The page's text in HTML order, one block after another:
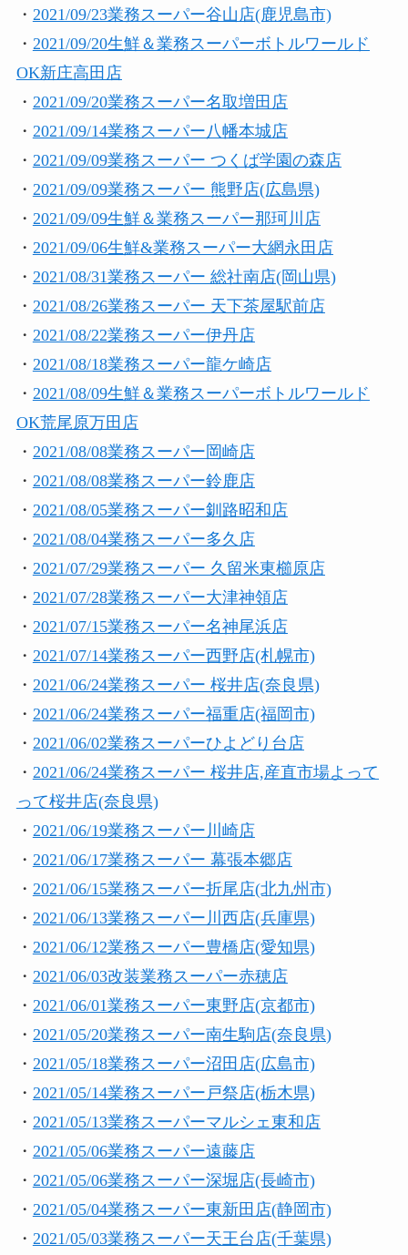
・ 2021/09/23業務スーパー谷山店(鹿児島市)
・ 2021/09/20生鮮＆業務スーパーボトルワールド
OK新庄高田店
・ 2021/09/20業務スーパー名取増田店
・ 2021/09/14業務スーパー八幡本城店
・ 2021/09/09業務スーパー つくば学園の森店
・ 2021/09/09業務スーパー 熊野店(広島県)
・ 2021/09/09生鮮＆業務スーパー那珂川店
・ 2021/09/06生鮮&業務スーパー大網永田店
・ 2021/08/31業務スーパー 総社南店(岡山県)
・ 2021/08/26業務スーパー 天下茶屋駅前店
・ 2021/08/22業務スーパー伊丹店
・ 2021/08/18業務スーパー龍ケ崎店
・ 2021/08/09生鮮＆業務スーパーボトルワールド
OK荒尾原万田店
・ 2021/08/08業務スーパー岡崎店
・ 2021/08/08業務スーパー鈴鹿店
・ 2021/08/05業務スーパー釧路昭和店
・ 2021/08/04業務スーパー多久店
・ 2021/07/29業務スーパー 久留米東櫛原店
・ 2021/07/28業務スーパー大津神領店
・ 2021/07/15業務スーパー名神尾浜店
・ 2021/07/14業務スーパー西野店(札幌市)
・ 2021/06/24業務スーパー 桜井店(奈良県)
・ 2021/06/24業務スーパー福重店(福岡市)
・ 2021/06/02業務スーパーひよどり台店
・ 2021/06/24業務スーパー 桜井店,産直市場よって
って桜井店(奈良県)
・ 2021/06/19業務スーパー川崎店
・ 2021/06/17業務スーパー 幕張本郷店
・ 2021/06/15業務スーパー折尾店(北九州市)
・ 2021/06/13業務スーパー川西店(兵庫県)
・ 2021/06/12業務スーパー豊橋店(愛知県)
・ 2021/06/03改装業務スーパー赤穂店
・ 2021/06/01業務スーパー東野店(京都市)
・ 2021/05/20業務スーパー南生駒店(奈良県)
・ 2021/05/18業務スーパー沼田店(広島市)
・ 2021/05/14業務スーパー戸祭店(栃木県)
・ 2021/05/13業務スーパーマルシェ東和店
・ 2021/05/06業務スーパー遠藤店
・ 2021/05/06業務スーパー深堀店(長崎市)
・ 2021/05/04業務スーパー東新田店(静岡市)
・ 2021/05/03業務スーパー天王台店(千葉県)